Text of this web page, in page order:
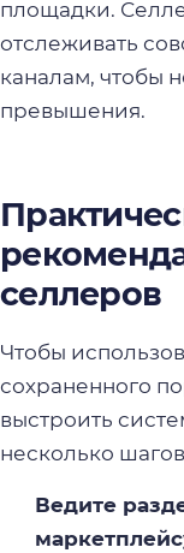
площадки.
отслеживать
каналам, чтобы
превышения.
селлеров
Чтобы
сохраненного
выстроить
несколько
Ведите